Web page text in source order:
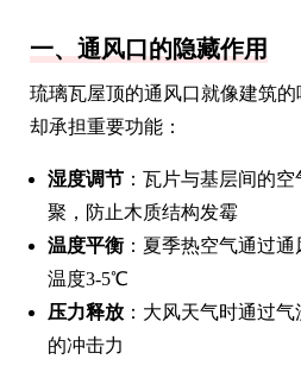
一、通风口的隐藏作用
琉璃瓦屋顶的通风口就像建筑
却承担重要功能：
湿度调节 ：瓦片与基层间的
聚，防止木质结构发霉
温度平衡 ：夏季热空气通过
温度3-5℃
压力释放 ：大风天气时通过
的冲击力